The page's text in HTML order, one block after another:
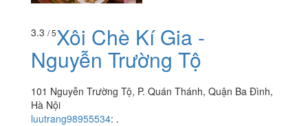
3.3 / 5Xôi Chè Kí Gia -
Nguyễn Trường Tộ
101 Nguyễn Trường Tộ, P. Quán Thánh, Quận Ba Đình,
Hà Nội
luutrang98955534: .